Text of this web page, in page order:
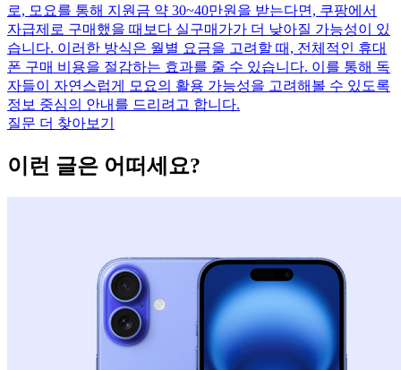
로, 모요를 통해 지원금 약 30~40만원을 받는다면, 쿠팡에서
자급제로 구매했을 때보다 실구매가가 더 낮아질 가능성이 있
습니다. 이러한 방식은 월별 요금을 고려할 때, 전체적인 휴대
폰 구매 비용을 절감하는 효과를 줄 수 있습니다. 이를 통해 독
자들이 자연스럽게 모요의 활용 가능성을 고려해볼 수 있도록
정보 중심의 안내를 드리려고 합니다.
질문 더 찾아보기
이런 글은 어떠세요?